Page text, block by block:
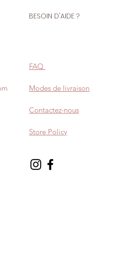
BESOIN D'AIDE ?
FAQ
Modes de livraison
Contactez-nous
Store Policy